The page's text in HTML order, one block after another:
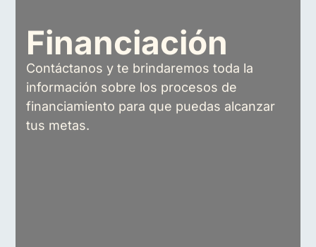
Financiación
Contáctanos y te brindaremos toda la
información sobre los procesos de
financiamiento para que puedas alcanzar
tus metas.